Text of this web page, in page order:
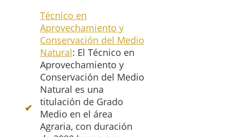
Técnico en
Aprovechamiento y
Conservación del Medio
Natural: El Técnico en
Aprovechamiento y
Conservación del Medio
Natural es una
titulación de Grado
Medio en el área
Agraria, con duración